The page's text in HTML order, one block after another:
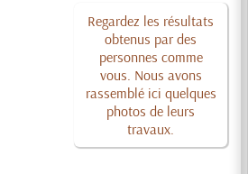
Regardez les résultats
obtenus par des
personnes comme
vous. Nous avons
rassemblé ici quelques
photos de leurs
travaux.